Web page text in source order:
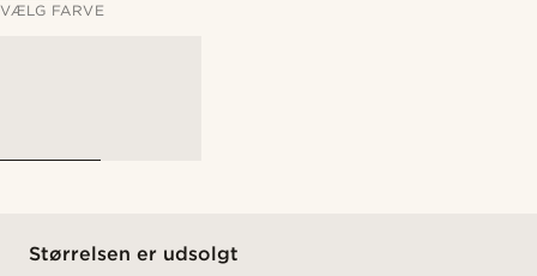
VÆLG FARVE
Størrelsen er udsolgt